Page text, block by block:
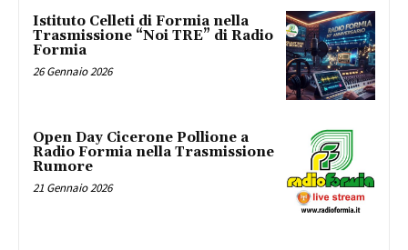
Istituto Celleti di Formia nella
Trasmissione “Noi TRE” di Radio
Formia
26 Gennaio 2026
Open Day Cicerone Pollione a
Radio Formia nella Trasmissione
Rumore
21 Gennaio 2026